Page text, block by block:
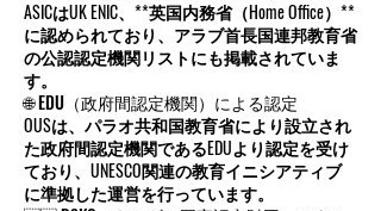
ASICはUK ENIC、**英国内務省（Home Office）**
に認められており、アラブ首長国連邦教育省
の公認認定機関リストにも掲載されていま
す。
🌐 EDU（政府間認定機関）による認定
OUSは、パラオ共和国教育省により設立され
た政府間認定機関であるEDUより認定を受け
ており、UNESCO関連の教育イニシアティブ
に準拠した運営を行っています。